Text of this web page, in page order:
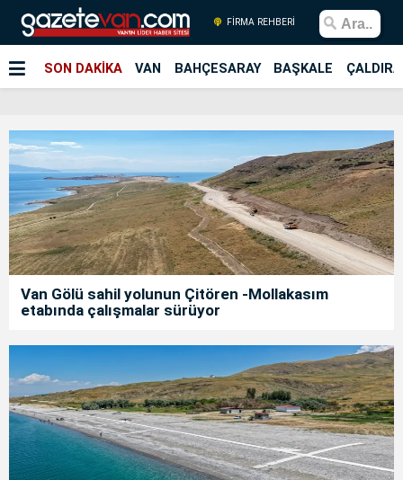
FİRMA REHBERİ
SON DAKİKA VAN BAHÇESARAY BAŞKALE
Van Gölü sahil yolunun Çitören -Mollakasım
etabında çalışmalar sürüyor